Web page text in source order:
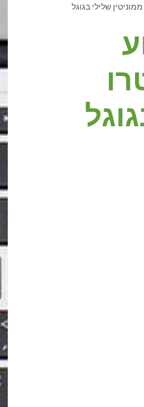
שלילי בגוגל